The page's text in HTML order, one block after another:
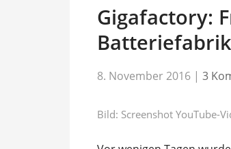
Gigafactory:
8. November 2016 | 3
Bild: Screenshot YouTube-